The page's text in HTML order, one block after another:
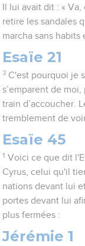
Il lui avait dit : «
retire les sandales
marcha sans habits
Esaïe 21
3 C'est pourquoi je
s’emparent de
train d’accoucher.
tremblement de
Esaïe 45
1 Voici ce que dit
Cyrus, celui qu'il
nations devant lui
portes devant lui
plus fermées :
Jérémie 1